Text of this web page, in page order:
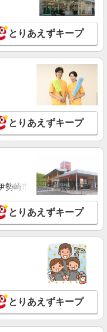
とりあえずキープ
とりあえずキープ
勢崎市・太田市・館林市
とりあえずキープ
とりあえずキープ